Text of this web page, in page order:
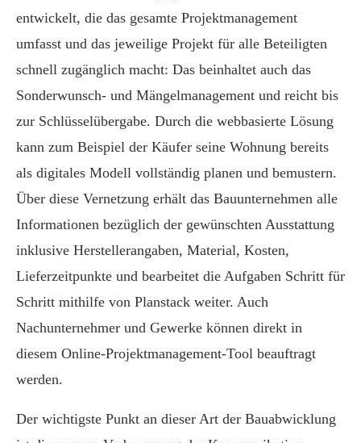
entwickelt, die das gesamte Projektmanagement
umfasst und das jeweilige Projekt für alle Beteiligten
schnell zugänglich macht: Das beinhaltet auch das
Sonderwunsch- und Mängelmanagement und reicht bis
zur Schlüsselübergabe. Durch die webbasierte Lösung
kann zum Beispiel der Käufer seine Wohnung bereits
als digitales Modell vollständig planen und bemustern.
Über diese Vernetzung erhält das Bauunternehmen alle
Informationen bezüglich der gewünschten Ausstattung
inklusive Herstellerangaben, Material, Kosten,
Lieferzeitpunkte und bearbeitet die Aufgaben Schritt für
Schritt mithilfe von Planstack weiter. Auch
Nachunternehmer und Gewerke können direkt in
diesem Online-Projektmanagement-Tool beauftragt
werden.
Der wichtigste Punkt an dieser Art der Bauabwicklung